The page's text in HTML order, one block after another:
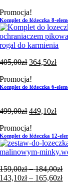
Promocja!
Komplet do łóżeczka 8-
405,00zł 364,50zł
Promocja!
Komplet do łóżeczka 6-
499,00zł 449,10zł
Promocja!
Komplet do łóżeczka 12-
159,00zł – 184,00zł
143,10zł – 165,60zł